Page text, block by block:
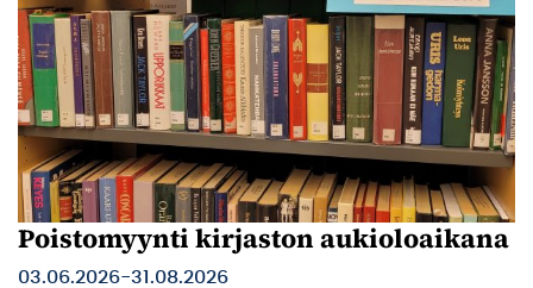
Poistomyynti kirjaston aukioloaikana
03.06.2026-31.08.2026